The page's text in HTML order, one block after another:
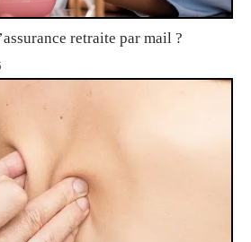
retraite par mail ?